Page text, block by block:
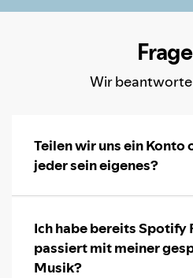
Wir
Teilen wir uns ein Konto
jeder sein eigenes?
Ich habe bereits Spotify
passiert mit meiner
Musik?